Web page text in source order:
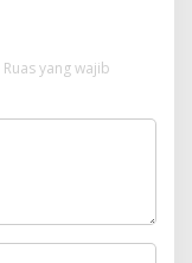
Ruas yang wajib